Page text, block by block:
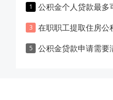
公积金个人贷款最多
在职职工提取住房公
公积金贷款申请需要满足哪些条